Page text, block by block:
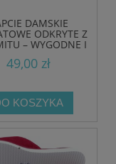
DAMSKIE
ODKRYTE Z
– WYGODNE I
STYLOWE
49,00 zł
KOSZYKA